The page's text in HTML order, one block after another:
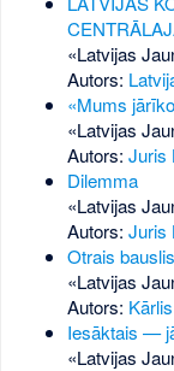
«Latvijas
Autors:
«Mums
«Latvijas
Autors: Juris
Dilemma
«Latvijas
Autors: Juris
Otrais bauslis
«Latvijas
Autors:
Iesāktais —
«Latvijas